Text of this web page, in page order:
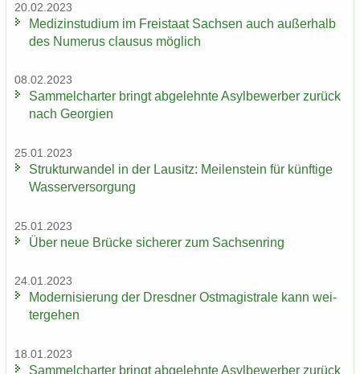
20.02.2023
Me­di­zin­stu­di­um im Frei­staat Sach­sen auch au­ßer­halb
des Nu­me­rus clau­sus mög­lich
08.02.2023
Sam­mel­char­ter bringt ab­ge­lehn­te Asyl­be­wer­ber zu­rück
nach Ge­or­gi­en
25.01.2023
Struk­tur­wan­del in der Lau­sitz: Mei­len­stein für künf­ti­ge
Was­ser­ver­sor­gung
25.01.2023
Über neue Brü­cke si­che­rer zum Sach­sen­ring
24.01.2023
Mo­der­ni­sie­rung der Dresd­ner Ost­ma­gis­tra­le kann wei­
ter­ge­hen
18.01.2023
Sam­mel­char­ter bringt ab­ge­lehn­te Asyl­be­wer­ber zu­rück